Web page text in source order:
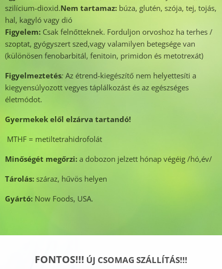
szilícium-dioxid.Nem tartamaz: búza, glutén, szója, tej, tojás,
hal, kagyló vagy dió
Figyelem: Csak felnőtteknek. Forduljon orvoshoz ha terhes /
szoptat, gyógyszert szed,vagy valamilyen betegsége van
(különösen fenobarbitál, fenitoin, primidon és metotrexát)
Figyelmeztetés: Az étrend-kiegészítő nem helyettesíti a
kiegyensúlyozott vegyes táplálkozást és az egészséges
életmódot.
Gyermekek elől elzárva tartandó!
MTHF = metiltetrahidrofolát
Minőségét megőrzi: a dobozon jelzett hónap végéig /hó,év/
Tárolás: száraz, hűvös helyen
Gyártó: Now Foods, USA.
FONTOS!!! ÚJ CSOMAG SZÁLLÍTÁS!!!